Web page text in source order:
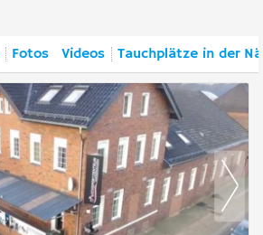
Fotos Videos Tauchplätze in der